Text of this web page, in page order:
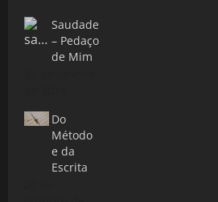
Saudade
– Pedaço
de Mim
Do
Método
e da
Escrita